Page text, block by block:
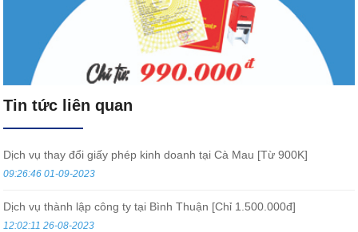
Tin tức liên quan
Dịch vụ thay đổi giấy phép kinh doanh tại Cà Mau [Từ 900K]
09:26:46 01-09-2023
Dịch vụ thành lập công ty tại Bình Thuận [Chỉ 1.500.000đ]
12:02:11 26-08-2023